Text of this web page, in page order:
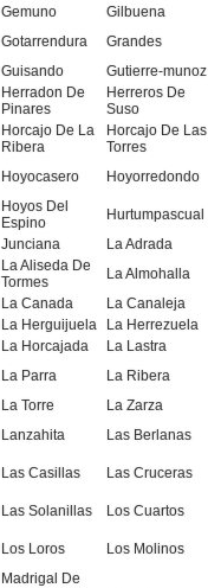
Gemuno Gilbuena
Gotarrendura Grandes
Guisando Gutierre-munoz
Herradon De
Pinares
Herreros De
Suso
Horcajo De La
Ribera
Horcajo De Las
Torres
Hoyocasero Hoyorredondo
Hoyos Del
Espino
Hurtumpascual
Junciana La Adrada
La Aliseda De
Tormes
La Almohalla
La Canada La Canaleja
La Herguijuela La Herrezuela
La Horcajada La Lastra
La Parra La Ribera
La Torre La Zarza
Lanzahita Las Berlanas
Las Casillas Las Cruceras
Las Solanillas Los Cuartos
Los Loros Los Molinos
Madrigal De